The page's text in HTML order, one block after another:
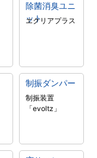
除菌消臭ユニ
ット
エクリアプラス
制振ダンパー
制振装置
「evoltz」